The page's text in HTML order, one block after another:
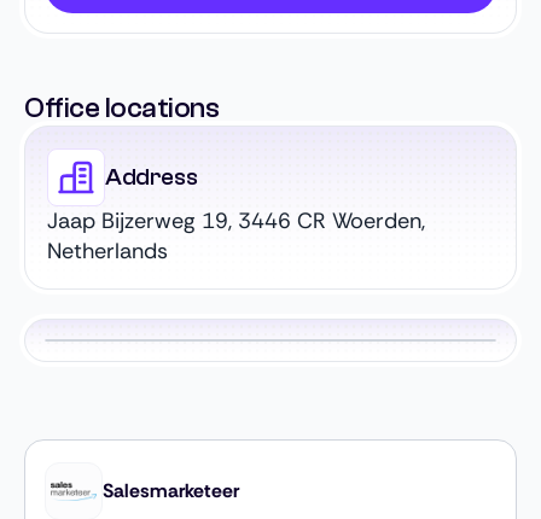
Office locations
Address
Jaap Bijzerweg 19, 3446 CR Woerden,
Netherlands
Salesmarketeer